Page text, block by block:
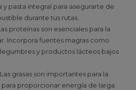
y pasta integral para asegurarte de
durante tus rutas.
proteínas son esenciales para la
Incorpora fuentes magras como
y productos lácteos bajos
Las grasas son importantes para la
para proporcionar energía de larga